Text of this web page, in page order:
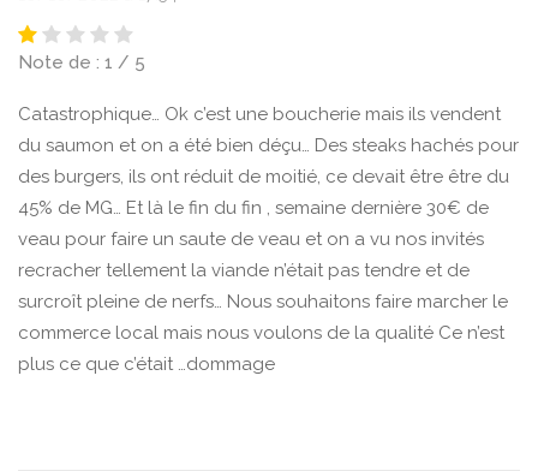
Note de : 1 / 5
Catastrophique… Ok c’est une boucherie mais ils vendent
du saumon et on a été bien déçu… Des steaks hachés pour
des burgers, ils ont réduit de moitié, ce devait être être du
45% de MG… Et là le fin du fin , semaine dernière 30€ de
veau pour faire un saute de veau et on a vu nos invités
recracher tellement la viande n’était pas tendre et de
surcroît pleine de nerfs… Nous souhaitons faire marcher le
commerce local mais nous voulons de la qualité Ce n’est
plus ce que c’était …dommage